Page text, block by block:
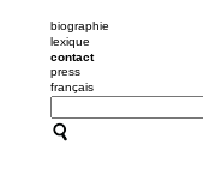
biographie
lexique
contact
press
français